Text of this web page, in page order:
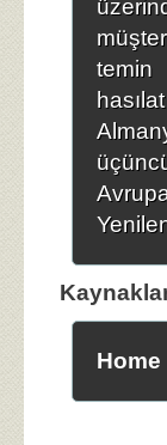
temin
Home